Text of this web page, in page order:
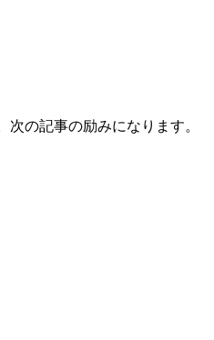
次の記事の励みになります。